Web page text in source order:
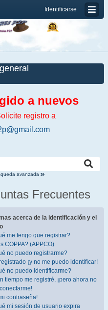
Identificarse
a nuevos
registro a
avanzada
Frecuentes
acerca de la identificación y el
me tengo que registrar?
COPPA? (APPCO)
no puedo registrarme?
¡y no me puedo identificar!
no puedo identificarme?
tiempo me registré, ¡pero ahora no
contraseña!
mi sesión de usuario expira